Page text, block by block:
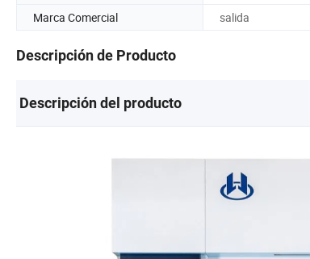
Marca Comercial
salida
Descripción de Producto
Descripción del producto